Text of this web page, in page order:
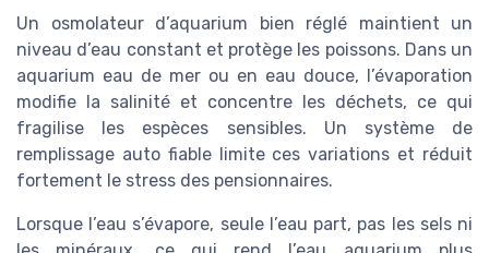
Un osmolateur d’aquarium bien réglé maintient un
niveau d’eau constant et protège les poissons. Dans un
aquarium eau de mer ou en eau douce, l’évaporation
modifie la salinité et concentre les déchets, ce qui
fragilise les espèces sensibles. Un système de
remplissage auto fiable limite ces variations et réduit
fortement le stress des pensionnaires.
Lorsque l’eau s’évapore, seule l’eau part, pas les sels ni